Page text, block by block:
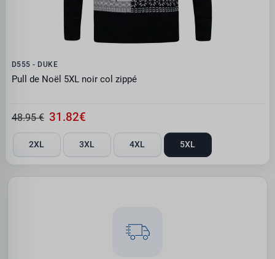
D555 - DUKE
Pull de Noël 5XL noir col zippé
48.95 € 31.82€
2XL 3XL 4XL 5XL